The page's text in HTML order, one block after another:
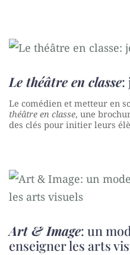
Le théâtre en classe:
Le comédien et metteur en
théâtre en classe, une
des clés pour initier leurs
Art & Image: un
enseigner les arts